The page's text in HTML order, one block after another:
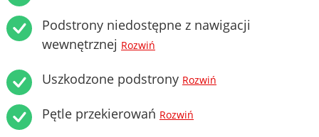
Podstrony niedostępne z nawigacji
wewnętrznej Rozwiń
Uszkodzone podstrony Rozwiń
Pętle przekierowań Rozwiń